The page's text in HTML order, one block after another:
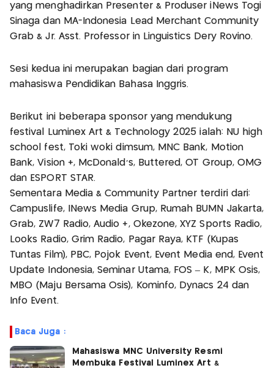
yang menghadirkan Presenter & Produser iNews Togi
Sinaga dan MA-Indonesia Lead Merchant Community
Grab & Jr. Asst. Professor in Linguistics Dery Rovino.
Sesi kedua ini merupakan bagian dari program
mahasiswa Pendidikan Bahasa Inggris.
Berikut ini beberapa sponsor yang mendukung
festival Luminex Art & Technology 2025 ialah: NU high
school fest, Toki woki dimsum, MNC Bank, Motion
Bank, Vision +, McDonald's, Buttered, OT Group, OMG
dan ESPORT STAR.
Sementara Media & Community Partner terdiri dari:
Campuslife, INews Media Grup, Rumah BUMN Jakarta,
Grab, ZW7 Radio, Audio +, Okezone, XYZ Sports Radio,
Looks Radio, Grim Radio, Pagar Raya, KTF (Kupas
Tuntas Film), PBC, Pojok Event, Event Media end, Event
Update Indonesia, Seminar Utama, FOS – K, MPK Osis,
MBO (Maju Bersama Osis), Kominfo, Dynacs 24 dan
Info Event.
Baca Juga :
Mahasiswa MNC University Resmi
Membuka Festival Luminex Art &